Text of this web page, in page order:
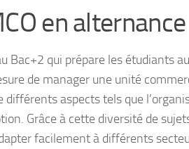
en alternance
Bac+2 qui prépare les étudiants
de manager une unité
aspects tels que
Grâce à cette diversité de
facilement à différents